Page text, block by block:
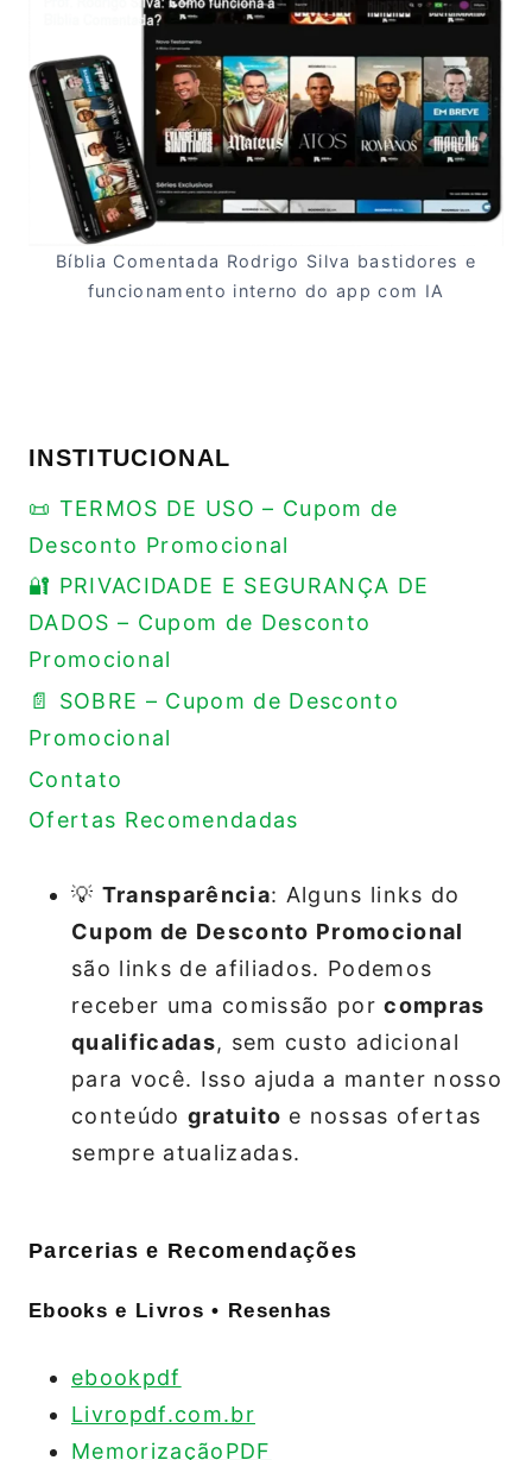
Bíblia Comentada Rodrigo Silva bastidores e
funcionamento interno do app com IA
INSTITUCIONAL
📜 TERMOS DE USO – Cupom de
Desconto Promocional
🔐 PRIVACIDADE E SEGURANÇA DE
DADOS – Cupom de Desconto
Promocional
📄 SOBRE – Cupom de Desconto
Promocional
Contato
Ofertas Recomendadas
💡 Transparência: Alguns links do
Cupom de Desconto Promocional
são links de afiliados. Podemos
receber uma comissão porcompras
qualificadas, sem custo adicional
para você. Isso ajuda a manter nosso
conteúdo gratuito e nossas ofertas
sempre atualizadas.
Parcerias e Recomendações
Ebooks e Livros • Resenhas
ebookpdf
Livropdf.com.br
MemorizaçãoPDF